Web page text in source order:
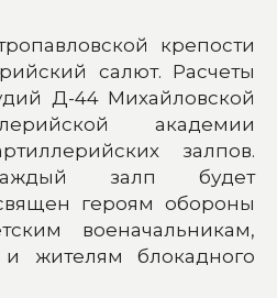
крепости
салют. Расчеты
Д-44 Михайловской
академии
залпов.
залп будет
героям обороны
военачальникам,
жителям блокадного